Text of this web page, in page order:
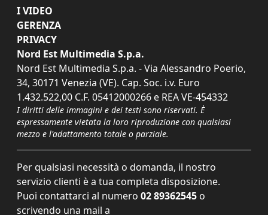
I VIDEO
GERENZA
PRIVACY
Nord Est Multimedia S.p.a.
Nord Est Multimedia S.p.a. - Via Alessandro Poerio,
34, 30171 Venezia (VE). Cap. Soc. i.v. Euro
1.432.522,00 C.F. 05412000266 e REA VE-454332
I diritti delle immagini e dei testi sono riservati. È
espressamente vietata la loro riproduzione con qualsiasi
mezzo e l'adattamento totale o parziale.
Per qualsiasi necessità o domanda, il nostro
servizio clienti è a tua completa disposizione.
Puoi contattarci al numero 02 89362545 o
scrivendo una mail a